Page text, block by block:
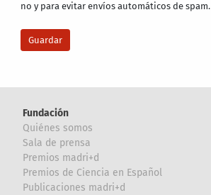
no y para evitar envíos automáticos de spam.
Fundación
Quiénes somos
Sala de prensa
Premios madri+d
Premios de Ciencia en Español
Publicaciones madri+d